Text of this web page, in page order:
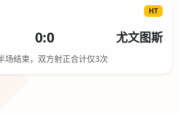
HT
0:0 尤文图斯
场结束，双方射正合计仅3次